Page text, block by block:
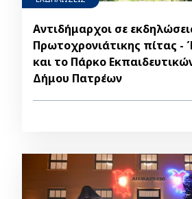
Αντιδήμαρχοι σε
Πρωτοχρονιάτικης πίτας -
και το Πάρκο
Δήμου Πατρέων